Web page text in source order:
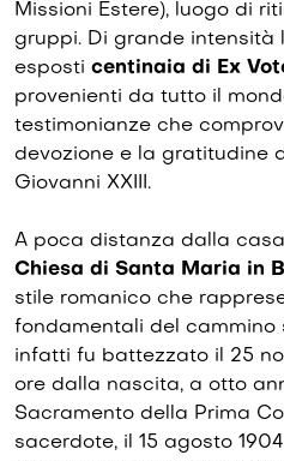
Missioni Estere), luogo di
gruppi. Di grande intensità
esposti centinaia di Ex
provenienti da tutto il
testimonianze che
devozione e la gratitudine
Giovanni XXIII.
A poca distanza dalla
Chiesa di Santa Maria in
stile romanico che
fondamentali del cammino
infatti fu battezzato il 25
ore dalla nascita, a otto
Sacramento della Prima
sacerdote, il 15 agosto